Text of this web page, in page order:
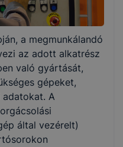
a megmunkálandó
az adott alkatrész
való gyártását,
gépeket,
adatokat. A
által vezérelt)